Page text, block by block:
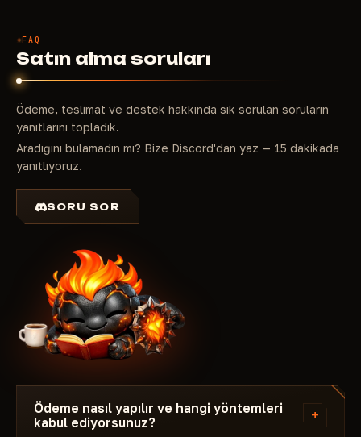
FAQ
Satın alma soruları
Ödeme, teslimat ve destek hakkında sık sorulan soruların
yanıtlarını topladık.
Aradığını bulamadın mı? Bize Discord'dan yaz — 15 dakikada
yanıtlıyoruz.
SORU SOR
Ödeme nasıl yapılır ve hangi yöntemleri
kabul ediyorsunuz?
+